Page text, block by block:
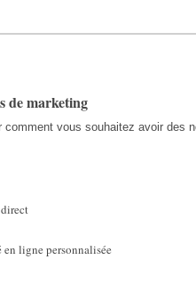
de marketing
comment vous souhaitez avoir des
ligne personnalisée